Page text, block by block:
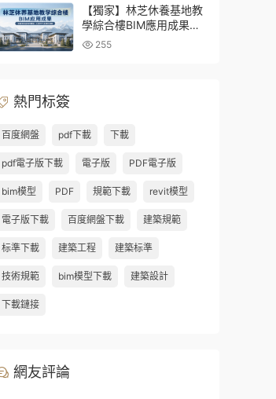
PPT及演示視頻）
【獨家】林芝休養基地教
學綜合樓BIM應用成果
（全套資料含BIM模型、
255
熱門标簽
百度網盤 pdf下載 下載
pdf電子版下載 電子版 PDF電子版
bim模型 PDF 規範下載 revit模型
電子版下載 百度網盤下載 建築規範
标準下載 建築工程 建築标準
技術規範 bim模型下載 建築設計
下載鏈接
網友評論